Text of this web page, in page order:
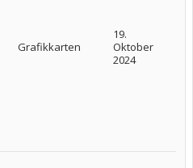
Grafikkarten
19.
Oktober
2024